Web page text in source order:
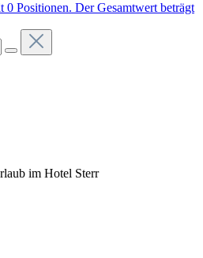
0 Positionen. Der Gesamtwert beträgt